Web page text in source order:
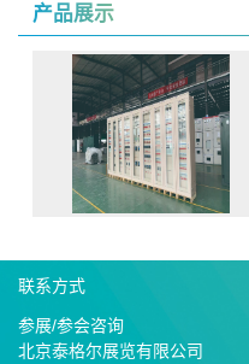
产品展示
联系方式
参展/参会咨询
北京泰格尔展览有限公司